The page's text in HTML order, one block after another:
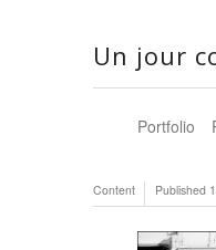
Un jour
Portfolio
Content Published